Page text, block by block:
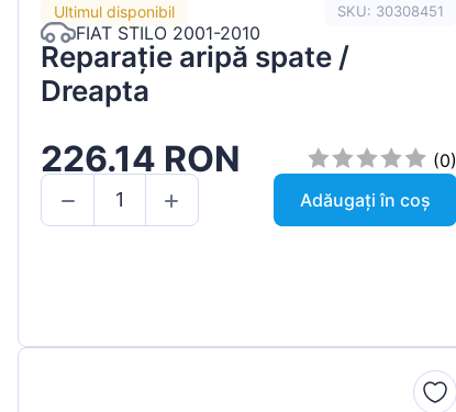
Ultimul disponibil SKU: 30308451
FIAT STILO 2001-2010
Reparație aripă spate /
Dreapta
226.14 RON
(0)
Adăugați în coș